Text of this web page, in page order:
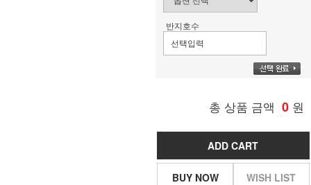
반지호수
총 상품 금액 0 원
ADD CART
BUY NOW WISH LIST